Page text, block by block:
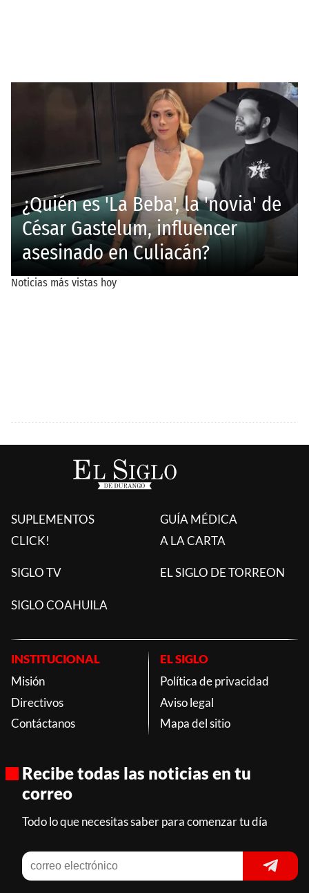
SUPLEMENTOS
CLICK!
GUÍA MÉDICA
A LA CARTA
SIGLO TV EL SIGLO DE TORREON
SIGLO COAHUILA
INSTITUCIONAL
Misión
Directivos
Contáctanos
EL SIGLO
Política de privacidad
Aviso legal
Mapa del sitio
Recibe todas las noticias en tu
correo
Todo lo que necesitas saber para comenzar tu día